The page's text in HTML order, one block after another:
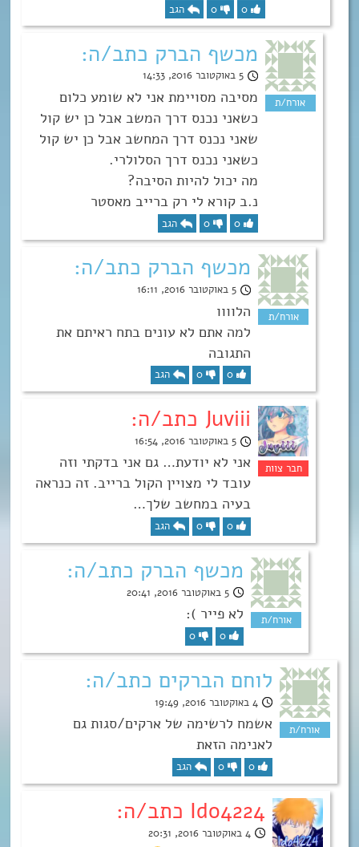
0
0 הגב
מכשף הברק כתב/ה:
5 באוקטובר 2016, 14:33
מסיבה מסויימת אני לא שומע כלום
כשאני נכנס דרך המשב אבל כן יש קול
שאני נכנס דרך המחשב אבל כן יש קול
כשאני נכנס דרך הסלולרי.
מה יכול להיות הסיבה?
נ.ב קורא לי רק ברייב מאסטר
0
0 הגב
מכשף הברק כתב/ה:
5 באוקטובר 2016, 16:11
הלוווו
למה אתם לא עונים בתח ראיתם את
התגובה
0
0 הגב
Juviii כתב/ה:
5 באוקטובר 2016, 16:54
אני לא יודעת… גם אני בדקתי וזה
עובד לי מצויין הקול ברייב. זה כנראה
בעיה במחשב שלך…
0
0 הגב
מכשף הברק כתב/ה:
5 באוקטובר 2016, 20:41
לא פייר ):
0
0
לוחם הברקים כתב/ה:
4 באוקטובר 2016, 19:49
אשמח לרשימה של ארקים/סגות גם
לאנימה הזאת
0
0 הגב
Ido4224 כתב/ה:
4 באוקטובר 2016, 20:31